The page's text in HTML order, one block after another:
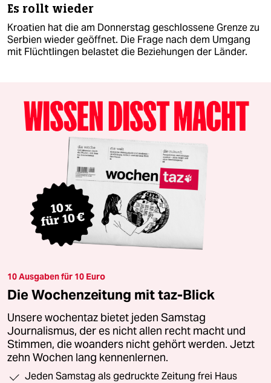
Es rollt wieder
Kroatien hat die am Donnerstag geschlossene Grenze zu
Serbien wieder geöffnet. Die Frage nach dem Umgang
mit Flüchtlingen belastet die Beziehungen der Länder.
10 Ausgaben für 10 Euro
Die Wochenzeitung mit taz-Blick
Unsere wochentaz bietet jeden Samstag
Journalismus, der es nicht allen recht macht und
Stimmen, die woanders nicht gehört werden. Jetzt
zehn Wochen lang kennenlernen.
Jeden Samstag als gedruckte Zeitung frei Haus